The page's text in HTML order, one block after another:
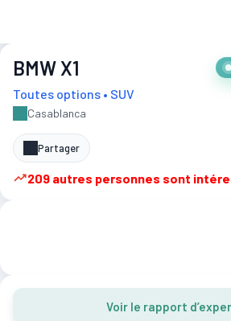
BMW X1
Toutes options • SUV
Casablanca
Partager
209 autres personnes sont
Voir le rapport